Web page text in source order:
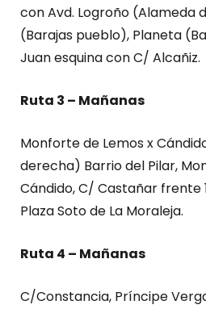
con Avd. Logroño (Alameda
(Barajas pueblo), Planeta
Juan esquina con C/ Alcañiz.
Ruta 3 – Mañanas
Monforte de Lemos x
derecha) Barrio del Pilar,
Cándido, C/ Castañar frente
Plaza Soto de La Moraleja.
Ruta 4 – Mañanas
C/Constancia, Príncipe